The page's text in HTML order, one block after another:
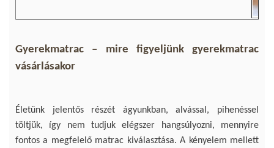
Gyerekmatrac – mire figyeljünk gyerekmatrac
vásárlásakor
Életünk jelentős részét ágyunkban, alvással, pihenéssel
töltjük, így nem tudjuk elégszer hangsúlyozni, mennyire
fontos a megfelelő matrac kiválasztása. A kényelem mellett